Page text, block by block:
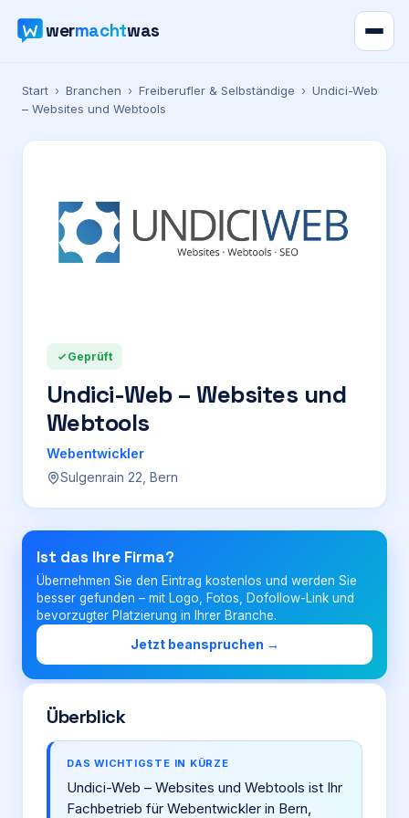
wermachtwas
Verzeichnis
Karte
Ratgeber
Für Firmen
Start › Branchen › Freiberufler & Selbständige › Undici-Web
– Websites und Webtools
Geprüft
Undici-Web – Websites und
Webtools
Webentwickler
Sulgenrain 22, Bern
Ist das Ihre Firma?
Übernehmen Sie den Eintrag kostenlos und werden Sie
besser gefunden – mit Logo, Fotos, Dofollow-Link und
bevorzugter Platzierung in Ihrer Branche.
Jetzt beanspruchen →
Überblick
DAS WICHTIGSTE IN KÜRZE
Undici-Web – Websites und Webtools ist Ihr
Fachbetrieb für Webentwickler in Bern,